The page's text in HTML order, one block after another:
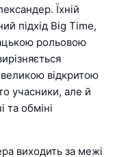
Їхній
підхід Big Time,
рольовою
відкритою
учасники, але й
та обміні
виходить за межі